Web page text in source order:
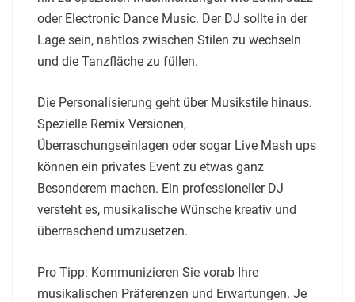
oder Electronic Dance Music. Der DJ sollte in der
Lage sein, nahtlos zwischen Stilen zu wechseln
und die Tanzfläche zu füllen.
Die Personalisierung geht über Musikstile hinaus.
Spezielle Remix Versionen,
Überraschungseinlagen oder sogar Live Mash ups
können ein privates Event zu etwas ganz
Besonderem machen. Ein professioneller DJ
versteht es, musikalische Wünsche kreativ und
überraschend umzusetzen.
Pro Tipp: Kommunizieren Sie vorab Ihre
musikalischen Präferenzen und Erwartungen. Je